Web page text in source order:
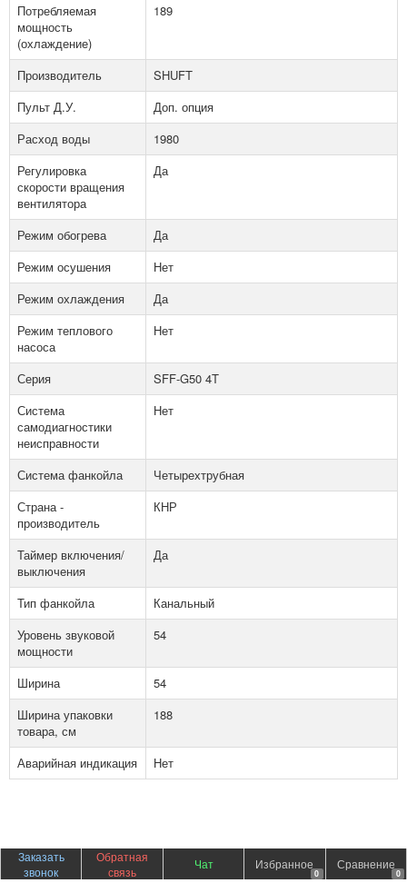
Потребляемая
мощность
(охлаждение)
189
Производитель
SHUFT
Пульт Д.У.
Доп. опция
Расход воды
1980
Регулировка
скорости вращения
вентилятора
Да
Режим обогрева
Да
Режим осушения
Нет
Режим охлаждения
Да
Режим теплового
насоса
Нет
Серия
SFF-G50 4T
Система
самодиагностики
неисправности
Нет
Система фанкойла
Четырехтрубная
Страна -
производитель
КНР
Таймер включения/
выключения
Да
Тип фанкойла
Канальный
Уровень звуковой
мощности
54
Ширина
54
Ширина упаковки
товара, см
188
Аварийная индикация Нет
Заказать
звонок
Обратная
связь
Чат Избранное
0
Сравнение
0